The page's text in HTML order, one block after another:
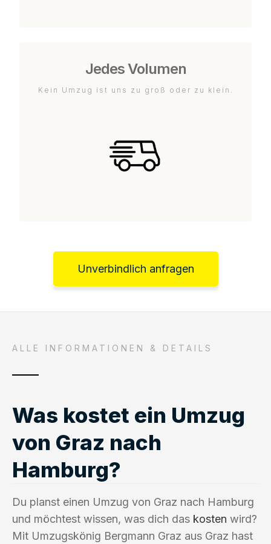
Jedes Volumen
Kein Umzug ist uns zu groß oder zu klein.
Unverbindlich anfragen
ALLE INFORMATIONEN & DETAILS
Was kostet ein Umzug
von Graz nach
Hamburg?
Du planst einen Umzug von Graz nach Hamburg
und möchtest wissen, was dich das kosten wird?
Mit Umzugskönig Bergmann Graz aus Graz hast